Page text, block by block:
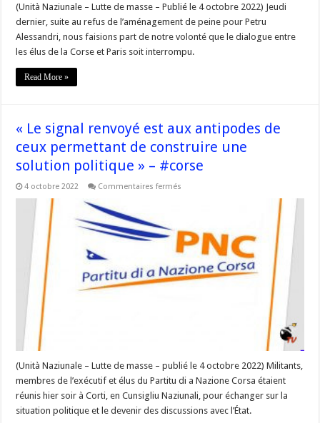
(Unità Naziunale – Lutte de masse – Publié le 4 octobre 2022) Jeudi
dernier, suite au refus de l’aménagement de peine pour Petru
Alessandri, nous faisions part de notre volonté que le dialogue entre
les élus de la Corse et Paris soit interrompu.
Read More »
« Le signal renvoyé est aux antipodes de
ceux permettant de construire une
solution politique » – #corse
4 octobre 2022 Commentaires fermés
aux
antipodes
de
ceux
permettant
de
(Unità Naziunale – Lutte de masse – publié le 4 octobre 2022) Militants,
membres de l’exécutif et élus du Partitu di a Nazione Corsa étaient
réunis hier soir à Corti, en Cunsigliu Naziunali, pour échanger sur la
situation politique et le devenir des discussions avec l’État.